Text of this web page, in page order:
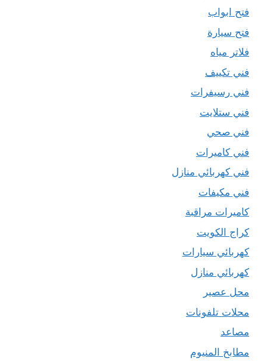
فتح ابواب
فتح سيارة
فلاتر مياه
فني تكييف
فني رسيفرات
فني ستلايت
فني صحي
فني كاميرات
فني كهربائي منازل
فني مكيفات
كاميرات مراقبة
كراج الكويت
كهربائي سيارات
كهربائي منازل
محل عصير
محلات تلفونات
مصاعد
مطابخ المنيوم